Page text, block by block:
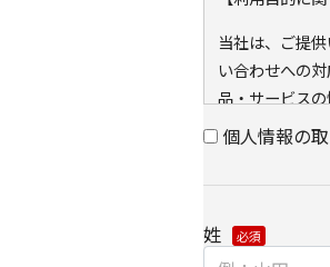
当社は、ご提
い合わせへの
品・サービス
の同意なく利用
可能なアクセ
と当社のグル
個人情報の
姓